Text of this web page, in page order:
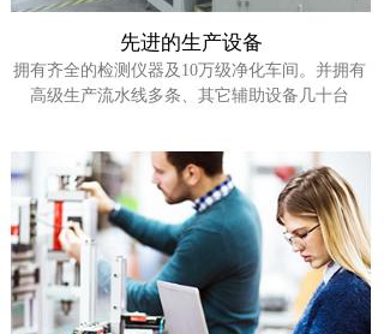
拥有齐全的检测仪器及10万级净化车间。并拥有
高级生产流水线多条、其它辅助设备几十台
先进的生产设备